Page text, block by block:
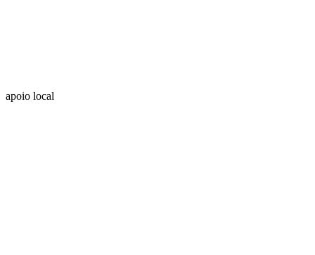
apoio local